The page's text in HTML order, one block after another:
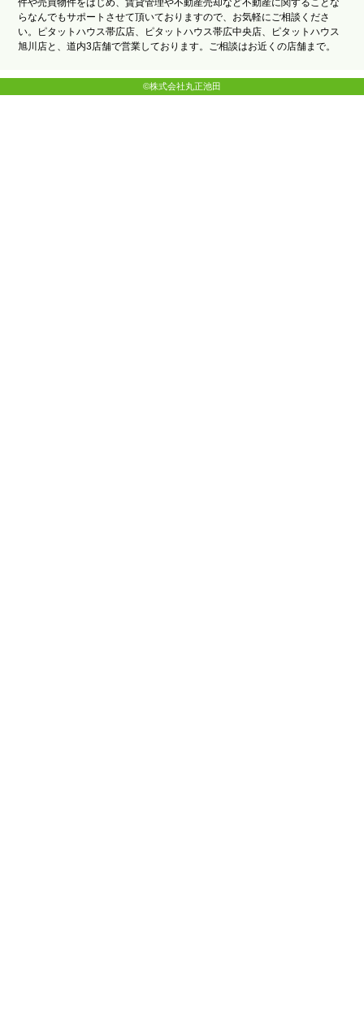
件や売買物件をはじめ、賃貸管理や不動産売却など不動産に関することな
らなんでもサポートさせて頂いておりますので、お気軽にご相談くださ
い。ピタットハウス帯広店、ピタットハウス帯広中央店、ピタットハウス
旭川店と、道内3店舗で営業しております。ご相談はお近くの店舗まで。
©株式会社丸正池田